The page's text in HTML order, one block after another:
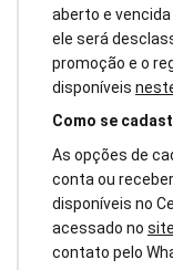
aberto e
ele será
promoção e o
disponíveis
Como se
As opções de
conta ou
disponíveis no
acessado no
contato pelo